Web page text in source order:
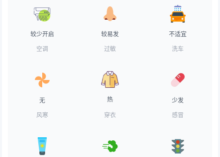
天气稍热，会对垂钓产生一定的影响。天气舒适，对易中暑人群
来说非常友善。天气较热，建议用露质面霜打底，水质无油粉底
较少开启
空调
较易发
过敏
不适宜
洗车
无
风寒
热
穿衣
少发
感冒